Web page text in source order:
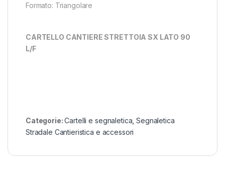
Formato: Triangolare
CARTELLO CANTIERE STRETTOIA SX LATO 90
L/F
Categorie:Cartelli e segnaletica ,Segnaletica
Stradale Cantieristica e accessori